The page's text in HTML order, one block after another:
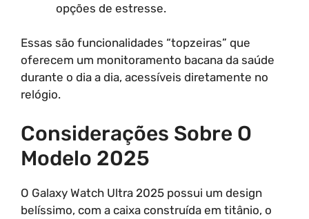
opções de estresse.
Essas são funcionalidades “topzeiras” que
oferecem um monitoramento bacana da saúde
durante o dia a dia, acessíveis diretamente no
relógio.
Considerações Sobre O
Modelo 2025
O Galaxy Watch Ultra 2025 possui um design
belíssimo, com a caixa construída em titânio, o